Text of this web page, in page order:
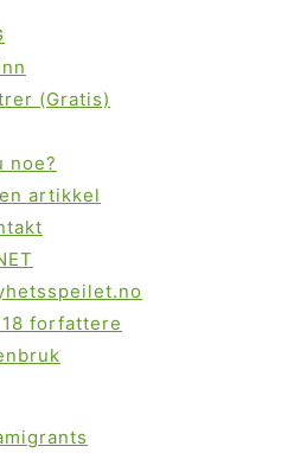
(Gratis)
noe?
artikkel
forfattere